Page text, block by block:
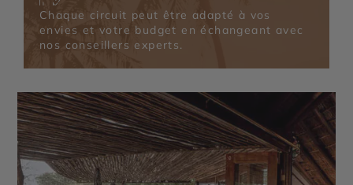
Chaque circuit peut être adapté à vos
envies et votre budget en échangeant avec
nos conseillers experts.